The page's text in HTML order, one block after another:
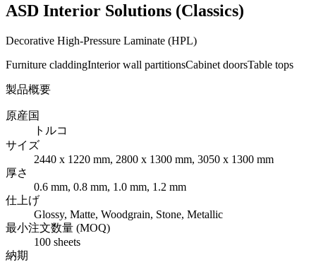
ASD Interior Solutions (Classics)
Decorative High-Pressure Laminate (HPL)
Furniture claddingInterior wall partitionsCabinet doorsTable tops
製品概要
原産国
トルコ
サイズ
2440 x 1220 mm, 2800 x 1300 mm, 3050 x 1300 mm
厚さ
0.6 mm, 0.8 mm, 1.0 mm, 1.2 mm
仕上げ
Glossy, Matte, Woodgrain, Stone, Metallic
最小注文数量 (MOQ)
100 sheets
納期